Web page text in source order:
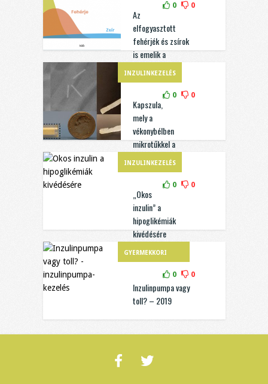
0 0
Az
elfogyasztott
fehérjék és zsírok
is emelik a
INZULINKEZELÉS
0 0
Kapszula,
mely a
vékonybélben
mikrotűkkel a
bélfalba juttatja
az inzulint
INZULINKEZELÉS
0 0
„Okos
inzulin” a
hipoglikémiák
kivédésére
GYERMEKKORI
0 0
Inzulinpumpa vagy
toll? – 2019